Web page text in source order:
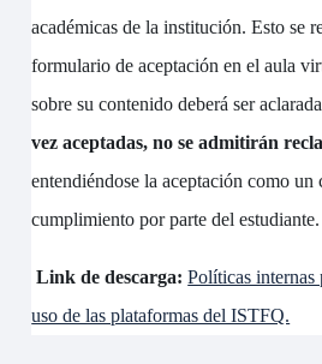
académicas de la institución. Esto se
formulario de aceptación en el aula
sobre su contenido deberá ser
vez aceptadas, no se admitirán
entendiéndose la aceptación como
cumplimiento por parte del estudiante.
Link de descarga:Políticas internas
uso de las plataformas del ISTFQ.